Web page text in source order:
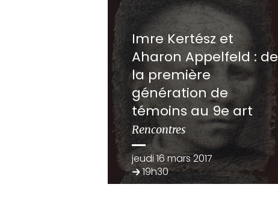
Imre Kertész et
Aharon Appelfeld : de
la première
génération de
témoins au 9e art
Rencontres
jeudi 16 mars 2017
19h30